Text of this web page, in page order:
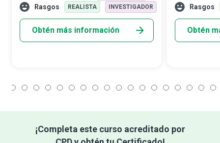
embargo, para que eso sea posible, se
Rasgos
REALISTA INVESTIGADOR
Obtén más información
entender.
Rasgos
Obtén
¡Completa este curso acreditado por